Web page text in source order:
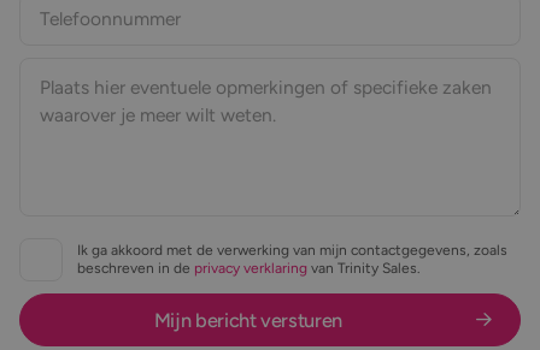
Ik ga akkoord met de verwerking van mijn contactgegevens, zoals
beschreven in de privacy verklaring van Trinity Sales.